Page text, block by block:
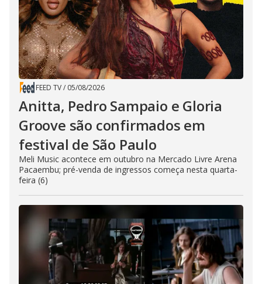
FEED TV/ 05/08/2026
Anitta, Pedro Sampaio e Gloria
Groove são confirmados em
festival de São Paulo
Meli Music acontece em outubro na Mercado Livre Arena
Pacaembu; pré-venda de ingressos começa nesta quarta-
feira (6)